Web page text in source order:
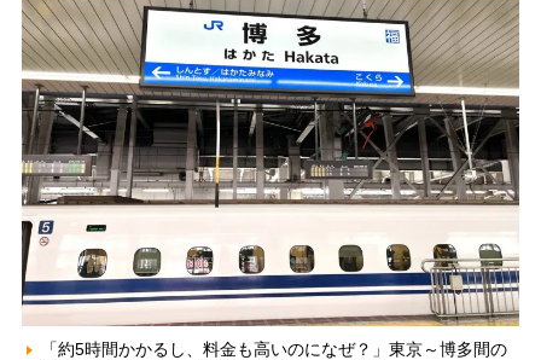
「約5時間かかるし、料金も高いのになぜ？」東京～博多間の